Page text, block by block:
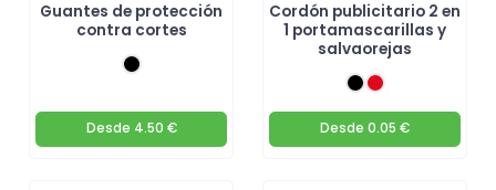
Guantes de protección
contra cortes
Desde 4.50 €
Cordón publicitario 2 en
1 portamascarillas y
salvaorejas
Desde 0.05 €